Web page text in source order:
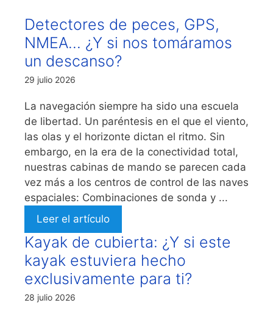
Detectores de peces, GPS,
NMEA… ¿Y si nos tomáramos
un descanso?
29 julio 2026
La navegación siempre ha sido una escuela
de libertad. Un paréntesis en el que el viento,
las olas y el horizonte dictan el ritmo. Sin
embargo, en la era de la conectividad total,
nuestras cabinas de mando se parecen cada
vez más a los centros de control de las naves
espaciales: Combinaciones de sonda y ...
Leer el artículo
Kayak de cubierta: ¿Y si este
kayak estuviera hecho
exclusivamente para ti?
28 julio 2026